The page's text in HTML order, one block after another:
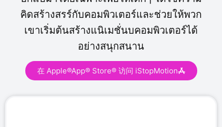
คิดสร้างสรร์กับคอมพิวเตอร์และช่วยให้พวก
เขาเริ่มต้นสร้างแนิเมชั่นบคอมพิวเตอร์ได้
อย่างสนุกสนาน
在 Apple®App® Store® 访问 iStopMotion